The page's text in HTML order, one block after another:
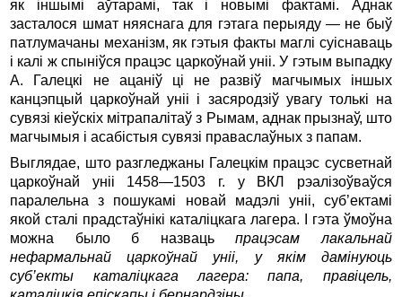
як іншымі аўтарамі, так і новымі фактамі. Аднак
засталося шмат няяснага для гэтага перыяду — не быў
патлумачаны механізм, як гэтыя факты маглі суіснаваць
і калі ж спыніўся працэс царкоўнай уніі. У гэтым выпадку
А. Галецкі не ацаніў ці не развіў магчымых іншых
канцэпцый царкоўнай уніі і засяродзіў увагу толькі на
сувязі кіеўскіх мітрапалітаў з Рымам, аднак прызнаў, што
магчымыя і асабістыя сувязі праваслаўных з папам.
Выглядае, што разгледжаны Галецкім працэс сусветнай
царкоўнай уніі 1458—1503 г. у ВКЛ рэалізоўваўся
паралельна з пошукамі новай мадэлі уніі, суб’ектамі
якой сталі прадстаўнікі каталіцкага лагера. І гэта ўмоўна
можна было б назвацьпрацэсам лакальнай
нефармальнай царкоўнай уніі, у якім дамінуюць
суб’екты каталіцкага лагера: папа, правіцель,